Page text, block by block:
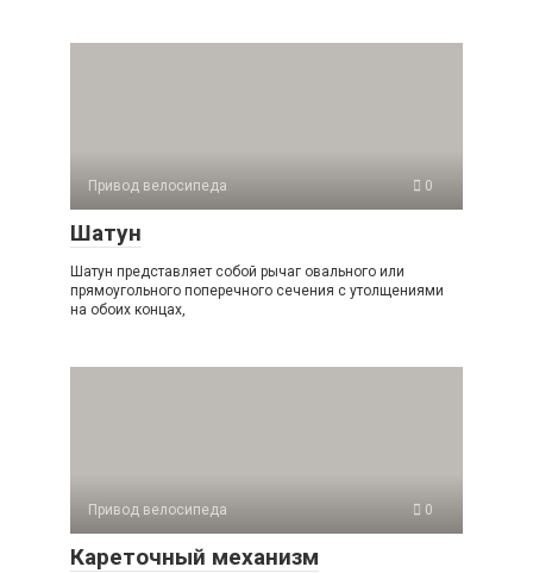
Привод велосипеда 0
Шатун
Шатун представляет собой рычаг овального или
прямоугольного поперечного сечения с утолщениями
на обоих концах,
Привод велосипеда 0
Кареточный механизм